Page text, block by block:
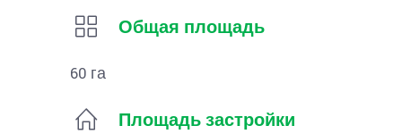
Общая площадь
60 га
Площадь застройки